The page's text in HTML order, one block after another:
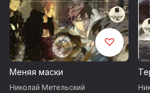
Меняя маски
Николай Метельский